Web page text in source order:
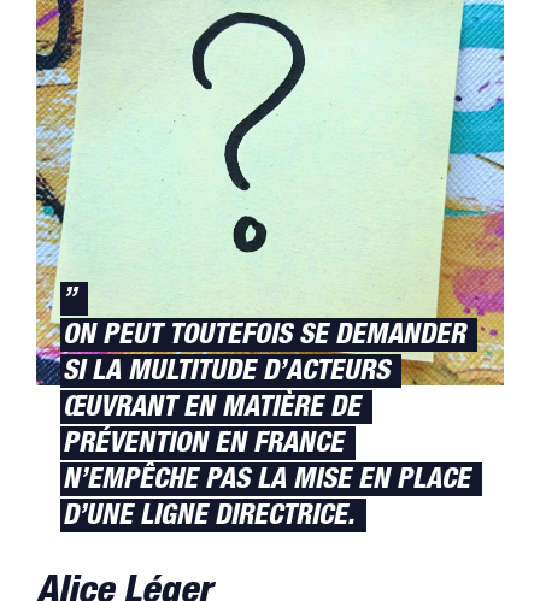
”
ON PEUT TOUTEFOIS SE DEMANDER
SI LA MULTITUDE D’ACTEURS
ŒUVRANT EN MATIÈRE DE
PRÉVENTION EN FRANCE
N’EMPÊCHE PAS LA MISE EN PLACE
D’UNE LIGNE DIRECTRICE.